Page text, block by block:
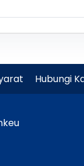
Hubungi